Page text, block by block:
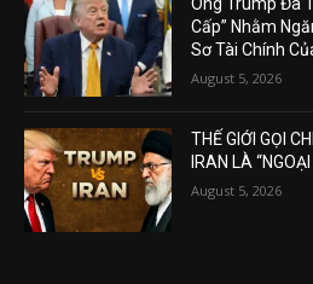
Ông Trump Đã
Cấp” Nhằm
Sơ Tài Chính
August 5, 2026
THẾ GIỚI GỌI
IRAN LÀ
August 5, 2026